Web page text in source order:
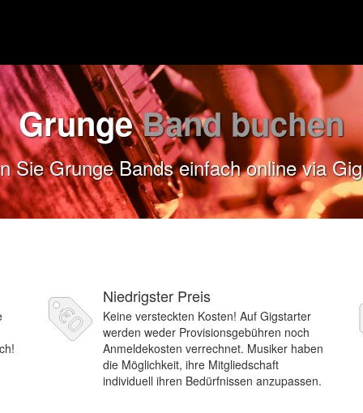
GrungeBand buchen
Sie Grunge Bands einfach online via
Niedrigster Preis
Keine versteckten Kosten! Auf Gigstarter
werden weder Provisionsgebühren noch
Anmeldekosten verrechnet. Musiker haben
die Möglichkeit, ihre Mitgliedschaft
individuell ihren Bedürfnissen anzupassen.